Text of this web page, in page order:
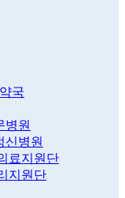
국
병원
신병원
료지원단
지원단